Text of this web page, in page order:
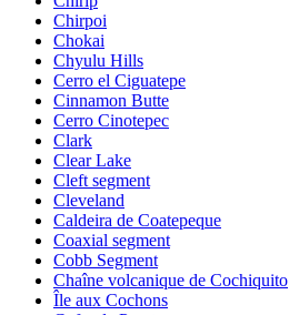
Chirpoi
Chokai
Chyulu Hills
Cerro el Ciguatepe
Cinnamon Butte
Cerro Cinotepec
Clark
Clear Lake
Cleft segment
Cleveland
Caldeira de Coatepeque
Coaxial segment
Cobb Segment
Chaîne volcanique de Cochiquito
Île aux Cochons